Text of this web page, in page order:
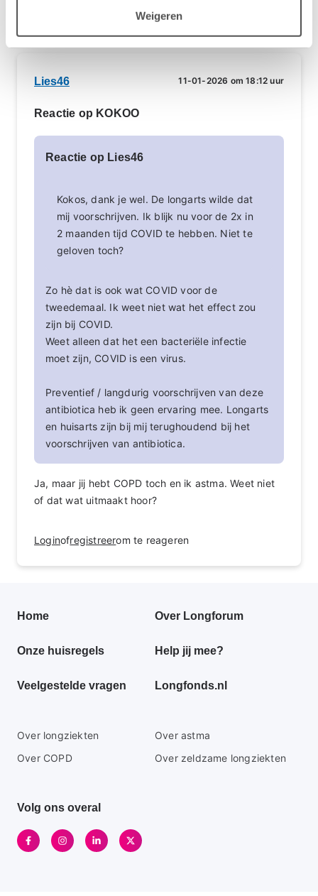
Weigeren
om te reageren
Lies46 11-01-2026 om 18:12 uur
Reactie op KOKOO
Reactie op Lies46
Kokos, dank je wel. De longarts wilde dat
mij voorschrijven. Ik blijk nu voor de 2x in
2 maanden tijd COVID te hebben. Niet te
geloven toch?
Zo hè dat is ook wat COVID voor de
tweedemaal. Ik weet niet wat het effect zou
zijn bij COVID.
Weet alleen dat het een bacteriële infectie
moet zijn, COVID is een virus.
Preventief / langdurig voorschrijven van deze
antibiotica heb ik geen ervaring mee. Longarts
en huisarts zijn bij mij terughoudend bij het
voorschrijven van antibiotica.
Ja, maar jij hebt COPD toch en ik astma. Weet niet
of dat wat uitmaakt hoor?
Loginofregistreerom te reageren
Primair
menu
Home Over Longforum
Onze huisregels Help jij mee?
Veelgestelde vragen Longfonds.nl
Secundaire
footer
Over longziekten
Over astma
Over COPD
Over zeldzame longziekten
Volg ons overal